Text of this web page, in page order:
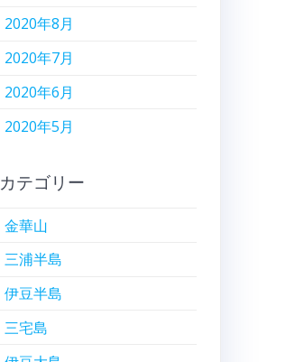
2020年8月
2020年7月
2020年6月
2020年5月
カテゴリー
金華山
三浦半島
伊豆半島
三宅島